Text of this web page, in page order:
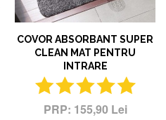
COVOR ABSORBANT SUPER
CLEAN MAT PENTRU
INTRARE
155,90 Lei